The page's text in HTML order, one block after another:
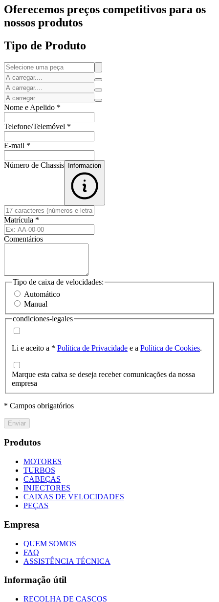
Oferecemos preços competitivos para os
nossos produtos
Tipo de Produto
Nome e Apelido *
Telefone/Telemóvel *
E-mail *
Número de Chassis Informacion
Matrícula *
Comentários
Tipo de caixa de velocidades:
Automático
Manual
condiciones-legales
Li e aceito a * Política de Privacidade e a Política de Cookies.
Marque esta caixa se deseja receber comunicações da nossa
empresa
* Campos obrigatórios
Enviar
Produtos
MOTORES
TURBOS
CABEÇAS
INJECTORES
CAIXAS DE VELOCIDADES
PEÇAS
Empresa
QUEM SOMOS
FAQ
ASSISTÊNCIA TÉCNICA
Informação útil
RECOLHA DE CASCOS